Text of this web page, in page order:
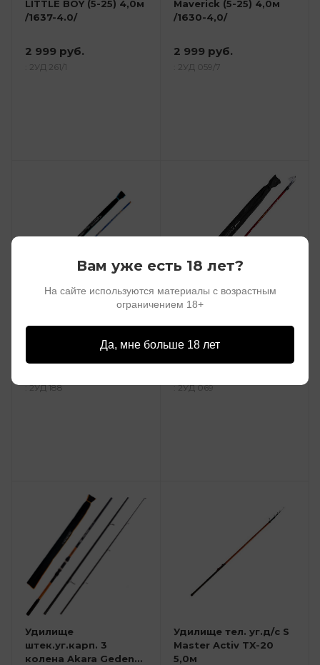
LITTLE BOY (5-25) 4,0м
/1637-4.0/
2 999 руб.
: 2УД 261/1
Maverick (5-25) 4,0м
/1630-4,0/
2 999 руб.
: 2УД 059/7
Удилище тел. уг.д/с
AKARA Samurai IM9
: 2УД 188
Удилище тел. уг.д/с
AKARA Float Bolo (15-
35) 5,0м
: 2УД 069
Удилище
штек.уг.карп. 3
колена Akara Geden
Удилище тел. уг.д/с S
Master Activ TX-20
5,0м
Вам уже есть 18 лет?
На сайте используются материалы с возрастным
ограничением 18+
Да, мне больше 18 лет